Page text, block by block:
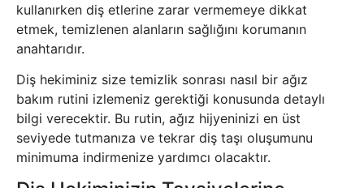
kullanırken diş etlerine zarar vermemeye dikkat
etmek, temizlenen alanların sağlığını korumanın
anahtarıdır.
Diş hekiminiz size temizlik sonrası nasıl bir ağız
bakım rutini izlemeniz gerektiği konusunda detaylı
bilgi verecektir. Bu rutin, ağız hijyeninizi en üst
seviyede tutmanıza ve tekrar diş taşı oluşumunu
minimuma indirmenize yardımcı olacaktır.